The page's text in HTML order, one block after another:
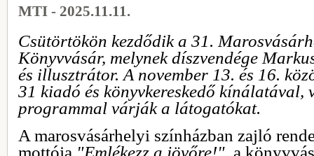
MTI - 2025.11.11.
Csütörtökön kezdődik a 31.
Könyvvásár, melynek díszvendége
és illusztrátor. A november 13. és 16.
31 kiadó és könyvkereskedő
programmal várják a látogatókat.
A marosvásárhelyi színházban zajló
mottója "Emlékezz a jövőre!", a